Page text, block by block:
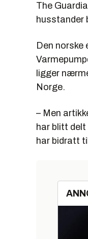
The
husstander
Den
ligger
Norge.
– Men
har blitt delt
har bidratt